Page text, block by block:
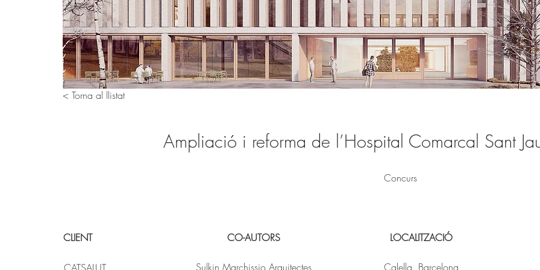
< Torna al llistat
Ampliació i reforma de l’Hospital Comarcal Sant
Concurs
CLIENT CO-AUTORS LOCALITZACIÓ
Sulkin Marchissio Arquitectes Calella. Barcelona